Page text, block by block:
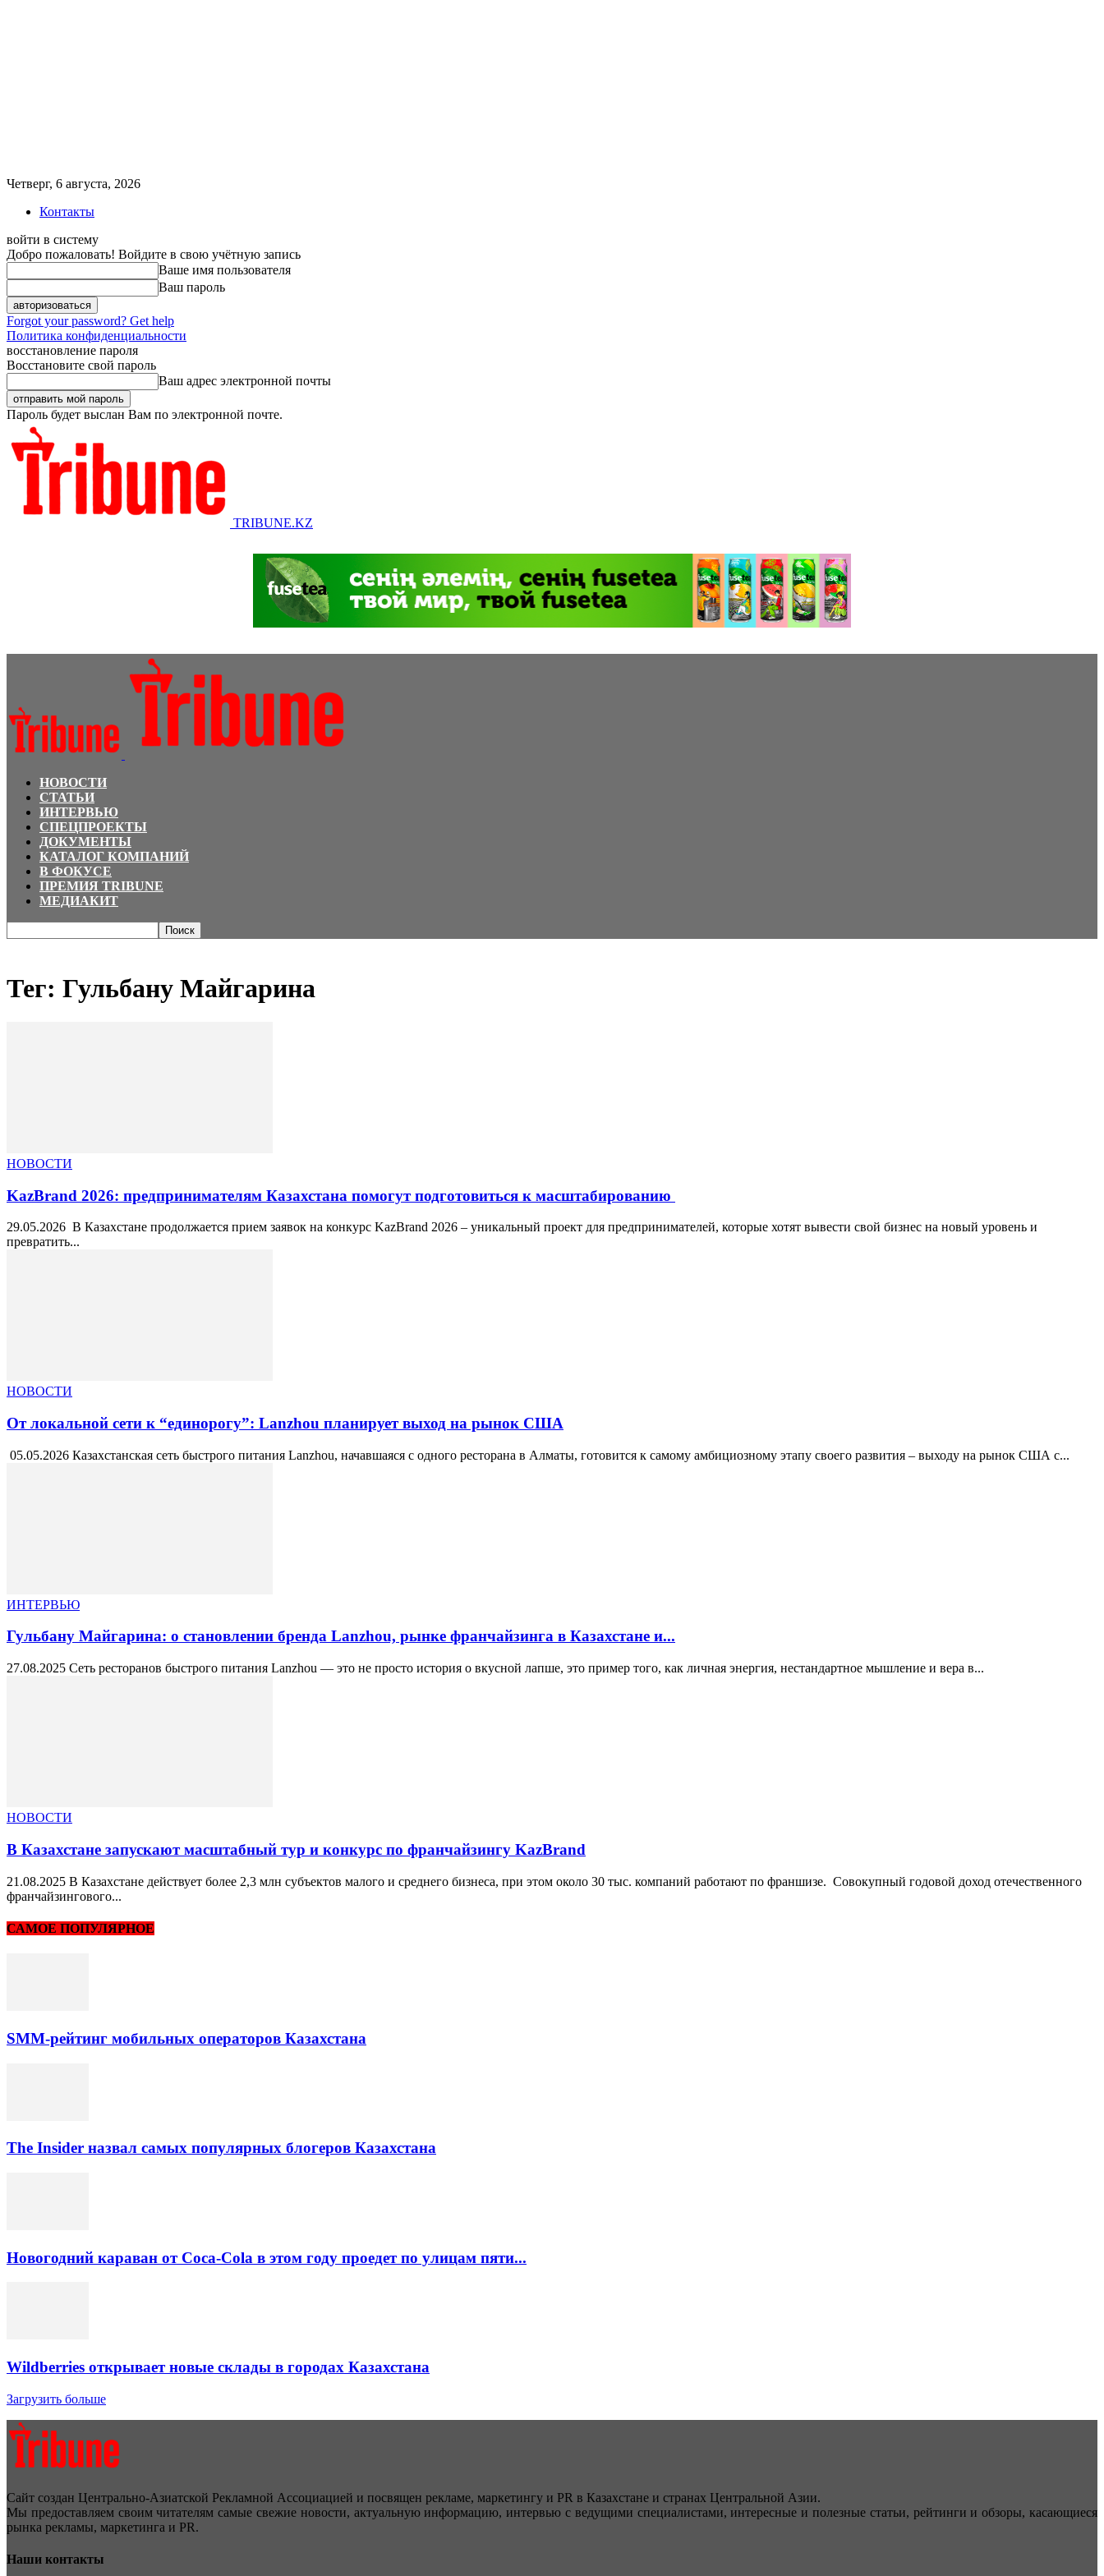
Четверг, 6 августа, 2026
Контакты
войти в систему
Добро пожаловать! Войдите в свою учётную запись
Ваше имя пользователя
Ваш пароль
Forgot your password? Get help
Политика конфиденциальности
восстановление пароля
Восстановите свой пароль
Ваш адрес электронной почты
Пароль будет выслан Вам по электронной почте.
TRIBUNE.KZ
НОВОСТИ
СТАТЬИ
ИНТЕРВЬЮ
СПЕЦПРОЕКТЫ
ДОКУМЕНТЫ
КАТАЛОГ КОМПАНИЙ
В ФОКУСЕ
ПРЕМИЯ TRIBUNE
МЕДИАКИТ
Тег: Гульбану Майгарина
НОВОСТИ
KazBrand 2026: предпринимателям Казахстана помогут подготовиться к масштабированию
29.05.2026 В Казахстане продолжается прием заявок на конкурс KazBrand 2026 – уникальный проект для предпринимателей, которые хотят вывести свой бизнес на новый уровень и
превратить...
НОВОСТИ
От локальной сети к “единорогу”: Lanzhou планирует выход на рынок США
05.05.2026 Казахстанская сеть быстрого питания Lanzhou, начавшаяся с одного ресторана в Алматы, готовится к самому амбициозному этапу своего развития – выходу на рынок США с...
ИНТЕРВЬЮ
Гульбану Майгарина: о становлении бренда Lanzhou, рынке франчайзинга в Казахстане и...
27.08.2025 Сеть ресторанов быстрого питания Lanzhou — это не просто история о вкусной лапше, это пример того, как личная энергия, нестандартное мышление и вера в...
НОВОСТИ
В Казахстане запускают масштабный тур и конкурс по франчайзингу KazBrand
21.08.2025 В Казахстане действует более 2,3 млн субъектов малого и среднего бизнеса, при этом около 30 тыс. компаний работают по франшизе. Совокупный годовой доход отечественного
франчайзингового...
САМОЕ ПОПУЛЯРНОЕ
SMM-рейтинг мобильных операторов Казахстана
The Insider назвал самых популярных блогеров Казахстана
Новогодний караван от Coca-Cola в этом году проедет по улицам пяти...
Wildberries открывает новые склады в городах Казахстана
Загрузить больше
Сайт создан Центрально-Азиатской Рекламной Ассоциацией и посвящен рекламе, маркетингу и PR в Казахстане и странах Центральной Азии.
Мы предоставляем своим читателям самые свежие новости, актуальную информацию, интервью с ведущими специалистами, интересные и полезные статьи, рейтинги и обзоры, касающиеся
рынка рекламы, маркетинга и PR.
Наши контакты